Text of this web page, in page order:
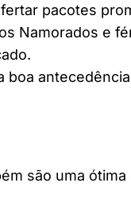
pacotes
Namorados e
boa
são uma